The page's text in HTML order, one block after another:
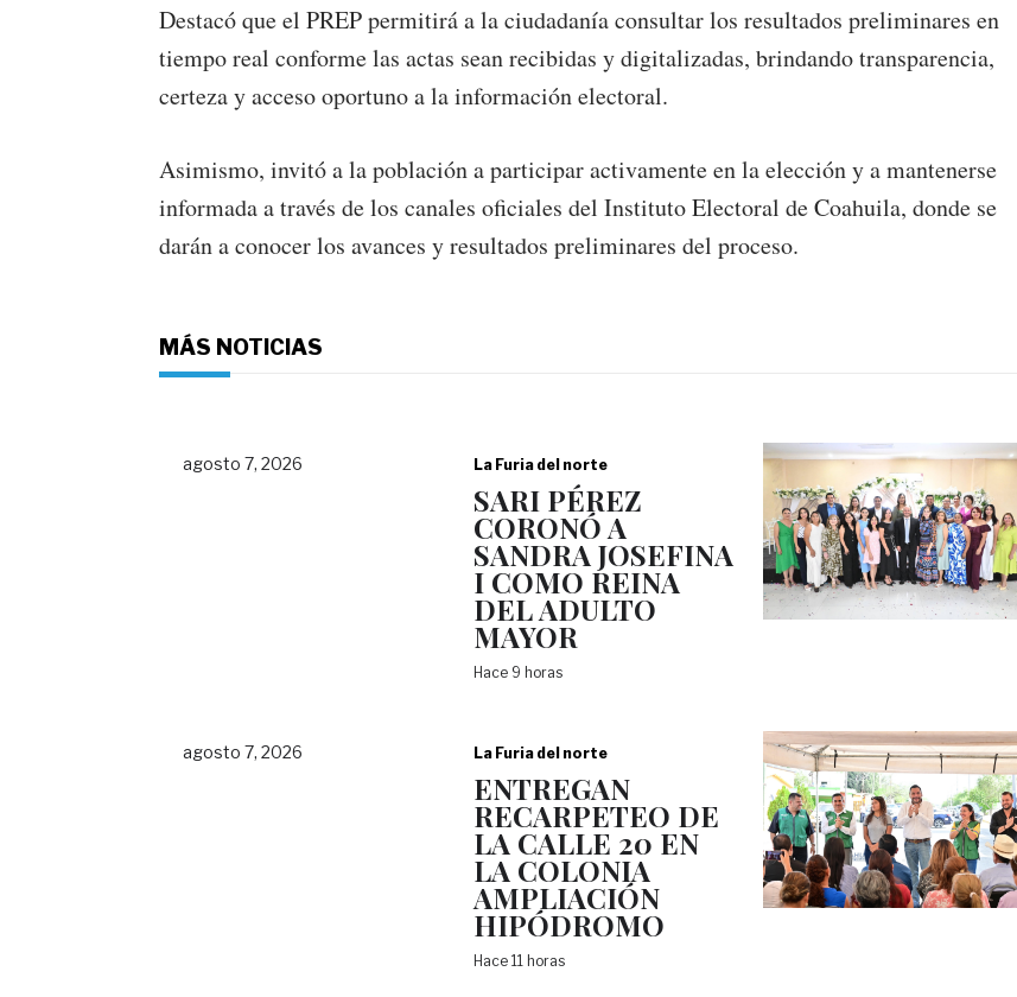
Destacó que el PREP permitirá a la ciudadanía consultar los resultados preliminares en
tiempo real conforme las actas sean recibidas y digitalizadas, brindando transparencia,
certeza y acceso oportuno a la información electoral.
Asimismo, invitó a la población a participar activamente en la elección y a mantenerse
informada a través de los canales oficiales del Instituto Electoral de Coahuila, donde se
darán a conocer los avances y resultados preliminares del proceso.
MÁS NOTICIAS
agosto 7, 2026 La Furia del norte
SARI PÉREZ
CORONÓ A
SANDRA JOSEFINA
I COMO REINA
DEL ADULTO
MAYOR
Hace 9 horas
agosto 7, 2026 La Furia del norte
ENTREGAN
RECARPETEO DE
LA CALLE 20 EN
LA COLONIA
AMPLIACIÓN
HIPÓDROMO
Hace 11 horas